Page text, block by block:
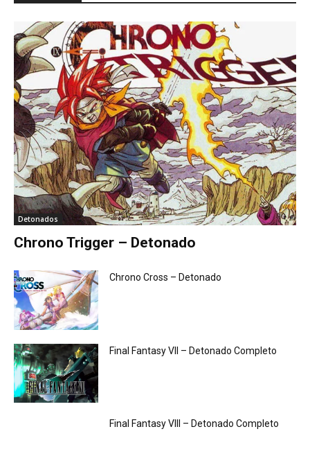
Detonados
Chrono Trigger – Detonado
Chrono Cross – Detonado
Final Fantasy VII – Detonado Completo
Final Fantasy VIII – Detonado Completo